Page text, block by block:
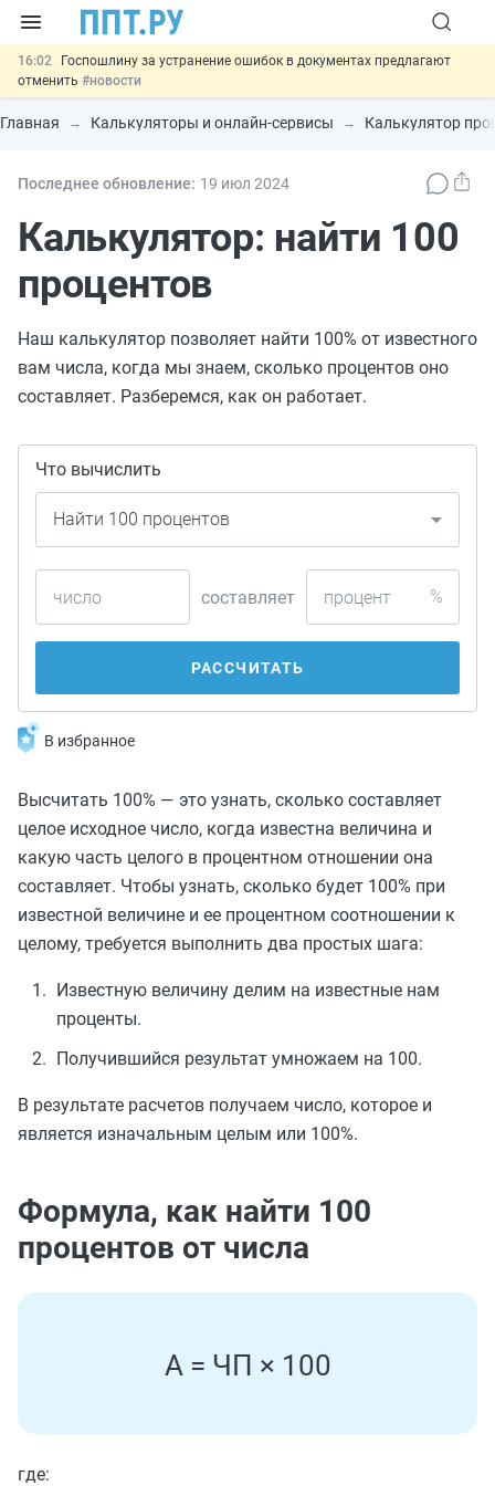
16:02
Госпошлину за устранение ошибок в документах предлагают
отменить #новости
15:25 Изменят правила контроля за подрядчиками ИЖС с эскроу-
счетами
#новости
14:02 Основания для выдворения иностранцев из России стало
11:31
Разработают единые критерии трудовых и ГПХ-
отношений #новости
Главная Калькуляторы и онлайн-сервисы Калькулятор
Последнее обновление: 19 июл 2024
Калькулятор: найти 100
процентов
Наш калькулятор позволяет найти 100% от известного
вам числа, когда мы знаем, сколько процентов оно
составляет. Разберемся, как он работает.
Что вычислить
составляет %
РАССЧИТАТЬ
В избранное
Высчитать 100% — это узнать, сколько составляет
целое исходное число, когда известна величина и
какую часть целого в процентном отношении она
составляет. Чтобы узнать, сколько будет 100% при
известной величине и ее процентном соотношении к
целому, требуется выполнить два простых шага:
Известную величину делим на известные нам
проценты.
Получившийся результат умножаем на 100.
В результате расчетов получаем число, которое и
является изначальным целым или 100%.
Формула, как найти 100
процентов от числа
A = ЧП × 100
где: